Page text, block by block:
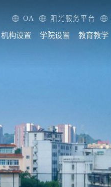
OA 阳光服务平台
机构设置 学院设置 教育教学